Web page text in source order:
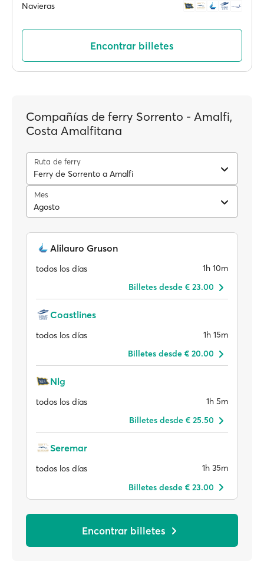
Navieras
Encontrar billetes
Compañías de ferry Sorrento - Amalfi,
Costa Amalfitana
Ruta de ferry
Ferry de Sorrento a Amalfi
Mes
Agosto
Alilauro Gruson
todos los días
1h 10m
Billetes desde € 23.00
Coastlines
todos los días
1h 15m
Billetes desde € 20.00
Nlg
todos los días
1h 5m
Billetes desde € 25.50
Seremar
todos los días
1h 35m
Billetes desde € 23.00
Encontrar billetes